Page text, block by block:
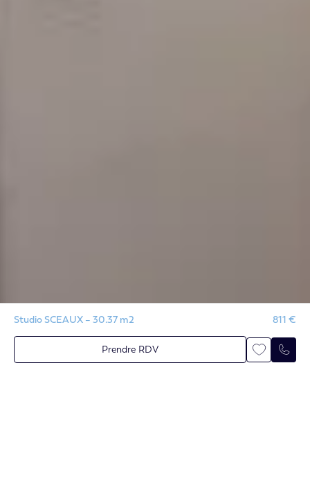
Studio SCEAUX – 30.37 m2 811 €
Prendre RDV